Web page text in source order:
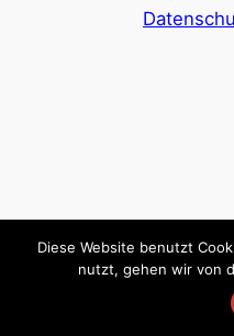
Diese Website benutzt
nutzt, gehen wir von